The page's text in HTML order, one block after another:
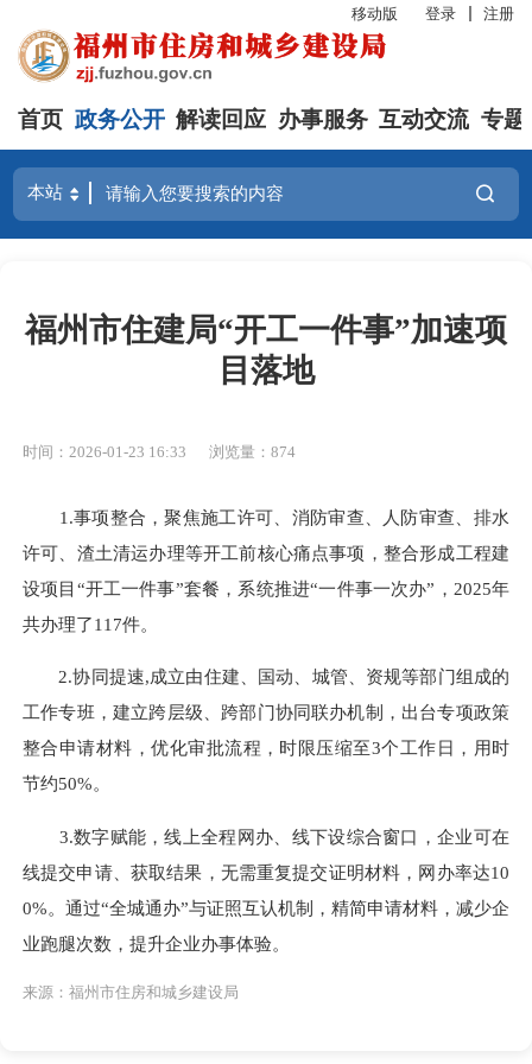
移动版 登录 注册
首页 政务公开 解读回应 办事服务 互动交流 专题
福州市住建局“开工一件事”加速项
目落地
时间：2026-01-23 16:33 浏览量：874
1.事项整合，聚焦施工许可、消防审查、人防审查、排水
许可、渣土清运办理等开工前核心痛点事项，整合形成工程建
设项目“开工一件事”套餐，系统推进“一件事一次办”，2025年
共办理了117件。
2.协同提速,成立由住建、国动、城管、资规等部门组成的
工作专班，建立跨层级、跨部门协同联办机制，出台专项政策
整合申请材料，优化审批流程，时限压缩至3个工作日，用时
节约50%。
3.数字赋能，线上全程网办、线下设综合窗口，企业可在
线提交申请、获取结果，无需重复提交证明材料，网办率达10
0%。通过“全城通办”与证照互认机制，精简申请材料，减少企
业跑腿次数，提升企业办事体验。
来源：福州市住房和城乡建设局